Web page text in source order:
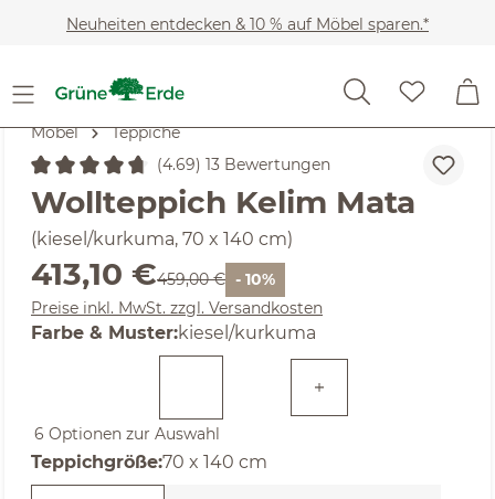
Zum Hauptinhalt springen
Neuheiten entdecken & 10 % auf Möbel sparen.*
Möbel Teppiche
Durchschnittliche Bewertung von 4.69 von 5 Sternen
(4.69) 13 Bewertungen
Wollteppich Kelim Mata
(kiesel/kurkuma, 70 x 140 cm)
Verkaufspreis:
413,10 €Regulärer Preis:
459,00 € - 10%
Preise inkl. MwSt. zzgl. Versandkosten
Farbe & Musterauswählen
:kiesel/kurkuma
6 Optionen zur Auswahl
Teppichgrößeauswählen
:70 x 140 cm